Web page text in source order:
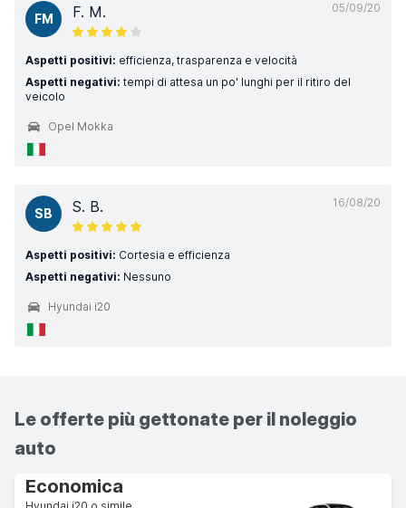
05/09/20
FM F. M.
Aspetti positivi: efficienza, trasparenza e velocità
Aspetti negativi: tempi di attesa un po' lunghi per il ritiro del
veicolo
Opel Mokka
16/08/20
SB S. B.
Aspetti positivi: Cortesia e efficienza
Aspetti negativi: Nessuno
Hyundai i20
Le offerte più gettonate per il noleggio
auto
Economica